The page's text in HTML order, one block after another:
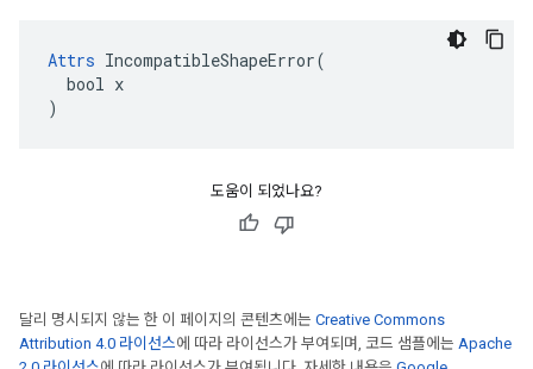
Attrs IncompatibleShapeError(
  bool x
)
도움이 되었나요?
달리 명시되지 않는 한 이 페이지의 콘텐츠에는 Creative Commons
Attribution 4.0 라이선스에 따라 라이선스가 부여되며, 코드 샘플에는 Apache